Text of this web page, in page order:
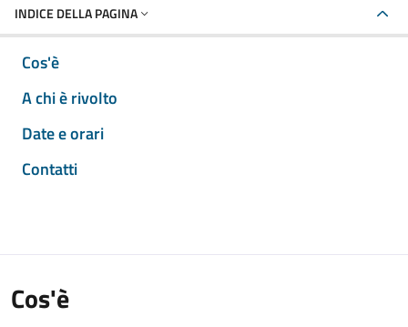
INDICE DELLA PAGINA
Cos'è
A chi è rivolto
Date e orari
Contatti
Cos'è